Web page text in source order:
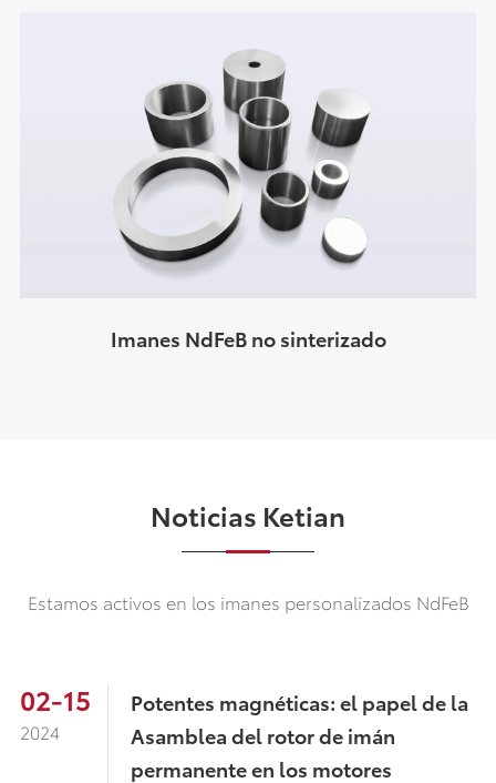
Imanes NdFeB no sinterizado
Noticias Ketian
Estamos activos en los imanes personalizados NdFeB
02-15
2024
Potentes magnéticas: el papel de la
Asamblea del rotor de imán
permanente en los motores